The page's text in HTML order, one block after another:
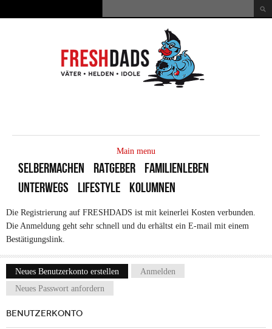
Suchformular
Main menu
SELBERMACHEN RATGEBER
FAMILIENLEBEN
UNTERWEGS
LIFESTYLE KOLUMNEN
Die Registrierung auf FRESHDADS ist mit keinerlei Kosten verbunden.
Die Anmeldung geht sehr schnell und du erhältst ein E-mail mit einem
Bestätigungslink.
Haupt-Reiter
Neues Benutzerkonto erstellen (aktiver Reiter)
Anmelden
Neues Passwort anfordern
BENUTZERKONTO